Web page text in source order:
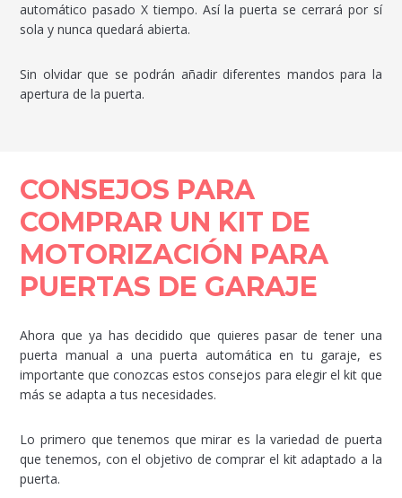
automático pasado X tiempo. Así la puerta se cerrará por sí
sola y nunca quedará abierta.
Sin olvidar que se podrán añadir diferentes mandos para la
apertura de la puerta.
CONSEJOS PARA
COMPRAR UN KIT DE
MOTORIZACIÓN PARA
PUERTAS DE GARAJE
Ahora que ya has decidido que quieres pasar de tener una
puerta manual a una puerta automática en tu garaje, es
importante que conozcas estos consejos para elegir el kit que
más se adapta a tus necesidades.
Lo primero que tenemos que mirar es la variedad de puerta
que tenemos, con el objetivo de comprar el kit adaptado a la
puerta.